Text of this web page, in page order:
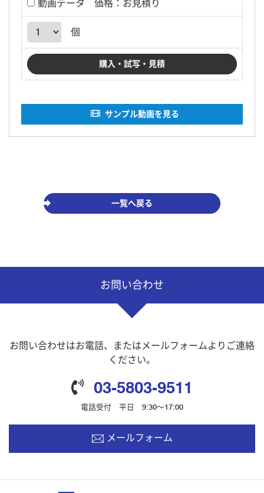
動画データ 価格：お見積り
個
サンプル動画を見る
一覧へ戻る
お問い合わせ
お問い合わせはお電話、またはメールフォームよりご連絡
ください。
03-5803-9511
電話受付 平日 9:30～17:00
メールフォーム